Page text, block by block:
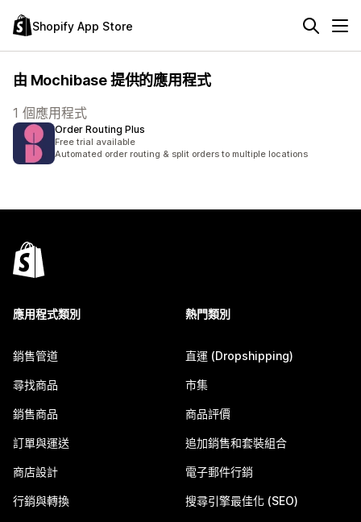
Shopify App Store
由 Mochibase 提供的應用程式
1 個應用程式
Order Routing Plus
Free trial available
Automated order routing & split orders to multiple locations
應用程式類別
銷售管道
尋找商品
銷售商品
訂單與運送
商店設計
行銷與轉換
熱門類別
直運 (Dropshipping)
市集
商品評價
追加銷售和套裝組合
電子郵件行銷
搜尋引擎最佳化 (SEO)